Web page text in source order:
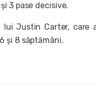
3 pase decisive.
lui Justin Carter, care
și 8 săptămâni.